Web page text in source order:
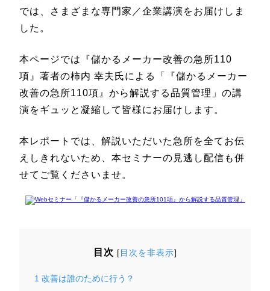
では、さまざまな専門家／企業講演をお届けしま
した。
本ページでは『儲かるメーカー改善の急所110
項』著者の柿内 幸夫氏による「『儲かるメーカー
改善の急所110項』から解説する品質管理」の講
演をギュッと凝縮して皆様にお届けします。
本レポートでは、解説いただいた急所を全てお伝
えしきれないため、本セミナーの見逃し配信も併
せてご覧くださいませ。
目次 [目次を非表示]
1 改善は誰のために行う？